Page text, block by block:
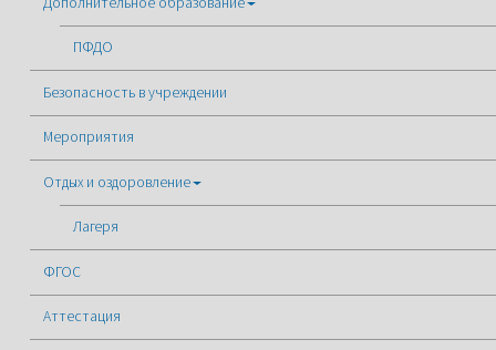
ПФДО
Безопасность в учреждении
Мероприятия
Отдых и оздоровление
Лагеря
ФГОС
Аттестация